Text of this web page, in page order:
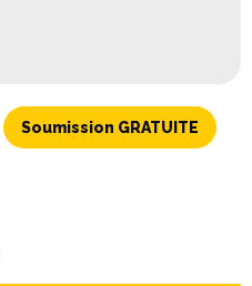
Soumission GRATUITE